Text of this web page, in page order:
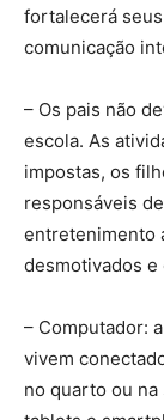
fortalecerá
comunicação
– Os pais não
escola. As
impostas, os
responsáveis
entretenimento
desmotivados e
– Computador:
vivem
no quarto ou